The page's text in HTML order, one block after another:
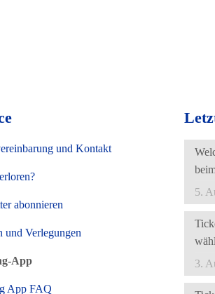
und Kontakt
abonnieren
und Verlegungen
App
App FAQ
5.
3.